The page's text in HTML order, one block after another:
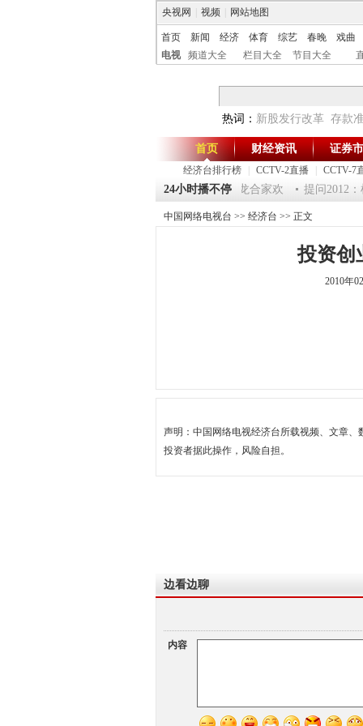
央视网 视频 网站地图
首页 新闻 经济 体育 综艺 春晚
戏曲
电视
频道大全 栏目大全 节目大全
热词： 新股发行改革 存款
首页
经济台排行榜 CCTV-2直播 CCTV-7
财经资讯 证券
24小时播不停
费主张》 20120124 淘乐龙年味道——鱼跃迎龙合家欢 提问2012：
中国网络电视台 >> 经济台 >> 正文
投资创
2010年
声明：中国网络电视经济台所载视频、文章
投资者据此操作，风险自担。
边看边聊
内容